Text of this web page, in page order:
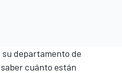
su departamento de
cuánto están